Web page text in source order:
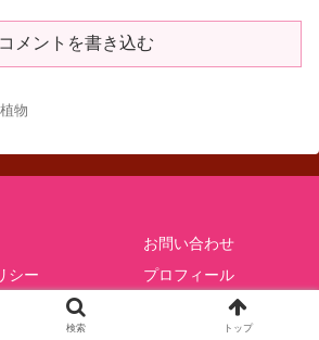
コメントを書き込む
物
お問い合わせ
シー
プロフィール
© 2022 田舎で暮らす.
検索 トップ